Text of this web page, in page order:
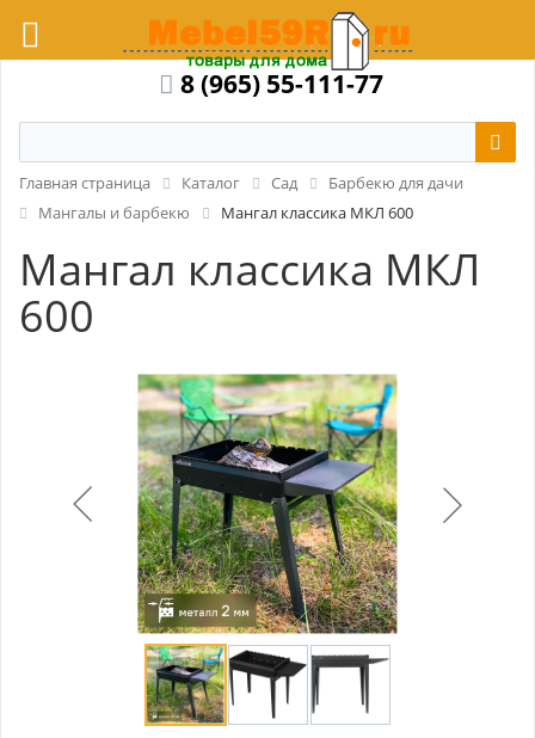
8 (965) 55-111-77
Главная страница Каталог Сад
Барбекю для дачи
Мангалы и барбекю
Мангал классика МКЛ 600
Мангал классика МКЛ
600